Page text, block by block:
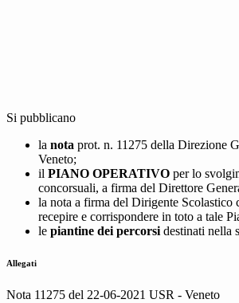
Si pubblicano
la nota prot. n. 11275 della Direzione
Veneto;
il PIANO OPERATIVO per lo
concorsuali, a firma del Direttore
la nota a firma del Dirigente Scolastico
recepire e corrispondere in toto a tale
le piantine dei percorsi destinati nella
Allegati
Nota 11275 del 22-06-2021 USR - Veneto